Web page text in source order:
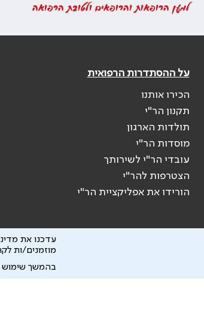
למען הרופאות והרופאים ולטובת הרפואה
על ההסתדרות הרפואית
הכירו אותנו
תקנון הר"י
תולדות הארגון
מוסדות הר"י
עובדי הר"י לשירותך
הצטרפות להר"י
הורידו את אפליקציית הר"י
עדכנו את
מוזמנים/ות
בהמשך שימוש